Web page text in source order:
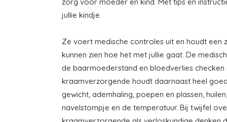
jullie kindje.
Ze voert medische controles uit en houdt een
kunnen zien hoe het met jullie gaat. De
de baarmoederstand en bloedverlies
kraamverzorgende houdt daarnaast heel
gewicht, ademhaling, poepen en plassen,
navelstompje en de temperatuur. Bij twijfel